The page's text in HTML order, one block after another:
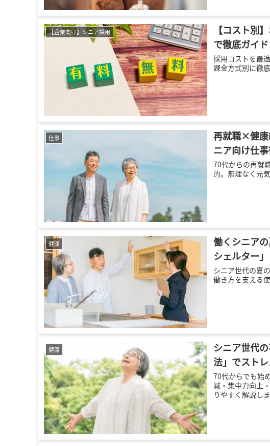
【企業向け】シニア採用
【コスト別
で徹底ガイド
採用コストを最
課金方式別に徹
仕事
再就職×健康
ニア向け仕
70代からの再就
的。無理なく元
健康
働くシニア
シェルター
シニア世代の夏
働き方を支える
健康
シニア世代
法」でスト
70代からでも始
減・集中力向上
りやすく解説しま